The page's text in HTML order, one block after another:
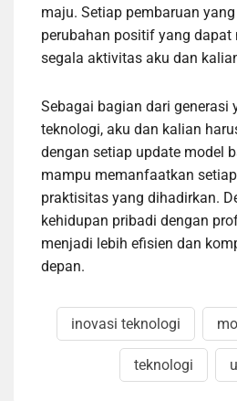
maju. Setiap pembaruan
perubahan positif yang dapat
segala aktivitas aku dan
Sebagai bagian dari generasi
teknologi, aku dan kalian
dengan setiap update model
mampu memanfaatkan
praktisitas yang dihadirkan.
kehidupan pribadi dengan
menjadi lebih efisien dan
depan.
inovasi teknologi
teknologi